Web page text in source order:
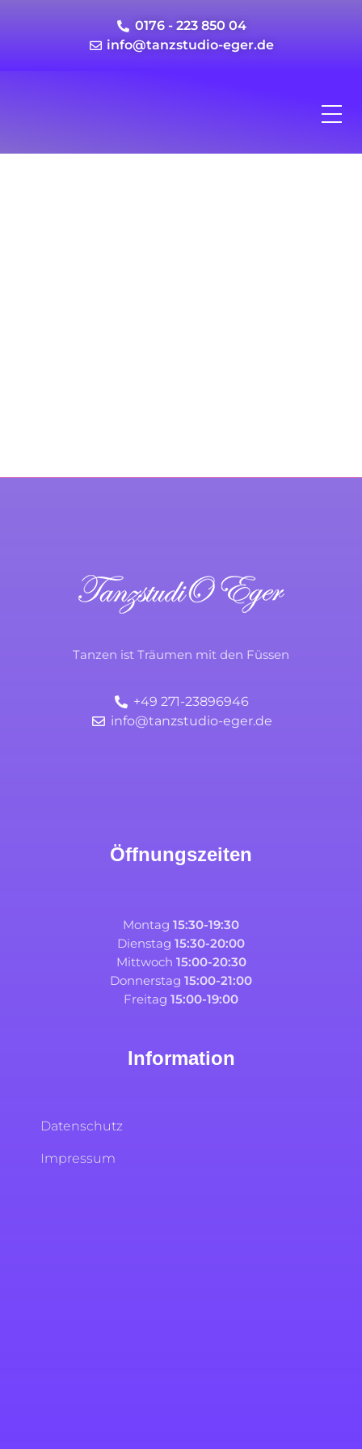
0176 - 223 850 04
info@tanzstudio-eger.de
Tanzen ist Träumen mit den Füssen
+49 271-23896946
info@tanzstudio-eger.de
Öffnungszeiten
Montag 15:30-19:30
Dienstag 15:30-20:00
Mittwoch 15:00-20:30
Donnerstag 15:00-21:00
Freitag 15:00-19:00
Information
Datenschutz
Impressum